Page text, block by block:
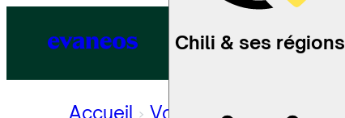
Chili & ses régions
Accueil Voyage au Chili